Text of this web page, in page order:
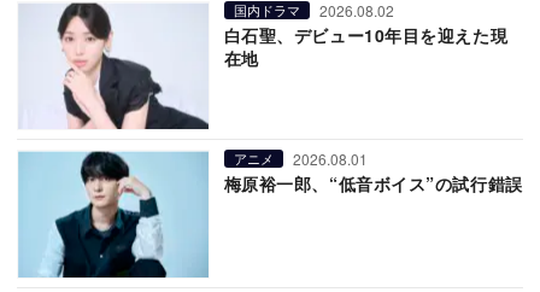
国内ドラマ 2026.08.02
白石聖、デビュー10年目を迎えた現
在地
アニメ 2026.08.01
梅原裕一郎、“低音ボイス”の試行錯誤